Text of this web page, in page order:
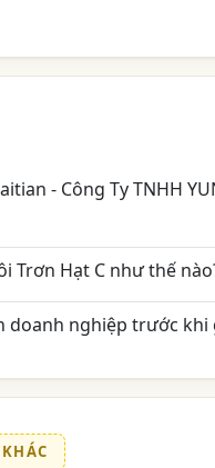
- Công Ty TNHH
Trơn Hạt C như thế
doanh nghiệp trước khi